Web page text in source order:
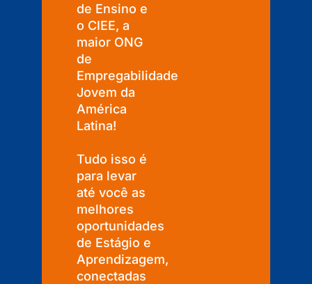
de Ensino e
o CIEE, a
maior ONG
de
Empregabilidade
Jovem da
América
Latina!
Tudo isso é
para levar
até você as
melhores
oportunidades
de Estágio e
Aprendizagem,
conectadas